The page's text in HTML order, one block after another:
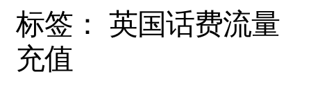
标签： 英国话费流量
充值